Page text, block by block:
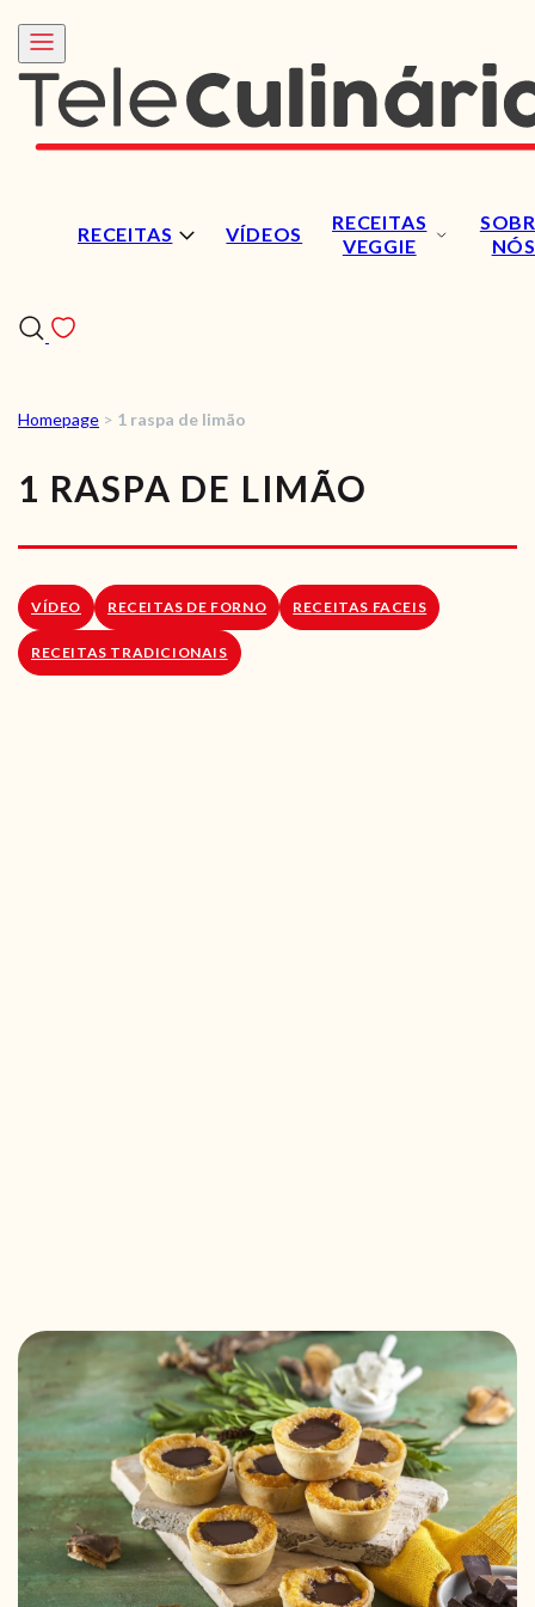
RECEITAS VÍDEOS
RECEITAS
VEGGIE
NÓS
RECEITAS
VÍDEOS
RECEITAS VEGGIE
SOBRE NÓS
LOJA ONLINE
Homepage > 1 raspa de limão
1 RASPA DE LIMÃO
VÍDEO RECEITAS DE FORNO RECEITAS FACEIS
RECEITAS TRADICIONAIS